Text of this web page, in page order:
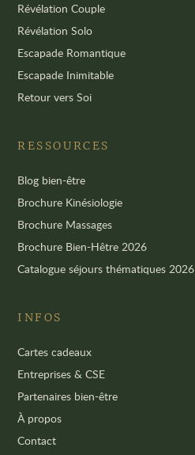
Révélation Couple
Révélation Solo
Escapade Romantique
Escapade Inimitable
Retour vers Soi
RESSOURCES
Blog bien-être
Brochure Kinésiologie
Brochure Massages
Brochure Bien-Hêtre 2026
Catalogue séjours thématiques 2026
INFOS
Cartes cadeaux
Entreprises & CSE
Partenaires bien-être
À propos
Contact